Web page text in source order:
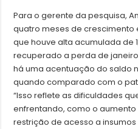
Para o gerente da pesquisa,
quatro meses de
que houve alta acumulada de
recuperado a perda de
há uma acentuação do saldo
quando comparado com o
“Isso reflete as dificuldades
enfrentando, como o
restrição de acesso a